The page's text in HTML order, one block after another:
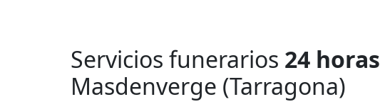
Servicios funerarios 24 horas
Masdenverge (Tarragona)